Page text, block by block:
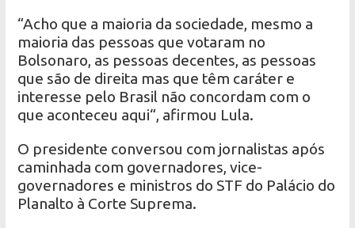
“Acho que a maioria da sociedade, mesmo a
maioria das pessoas que votaram no
Bolsonaro, as pessoas decentes, as pessoas
que são de direita mas que têm caráter e
interesse pelo Brasil não concordam com o
que aconteceu aqui“, afirmou Lula.
O presidente conversou com jornalistas após
caminhada com governadores, vice-
governadores e ministros do STF do Palácio do
Planalto à Corte Suprema.